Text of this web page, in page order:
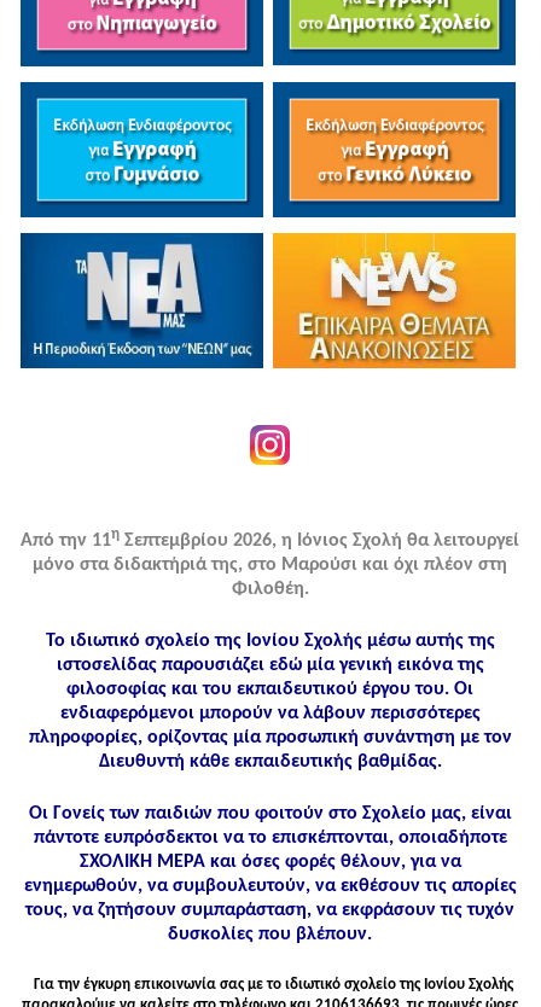
Από την 11η Σεπτεμβρίου 2026, η Ιόνιος Σχολή θα λειτουργεί
μόνο στα διδακτήριά της, στο Μαρούσι και όχι πλέον στη
Φιλοθέη.
Το ιδιωτικό σχολείο της Ιονίου Σχολής μέσω αυτής της
ιστοσελίδας παρουσιάζει εδώ μία γενική εικόνα της
φιλοσοφίας και του εκπαιδευτικού έργου του. Οι
ενδιαφερόμενοι μπορούν να λάβουν περισσότερες
πληροφορίες, ορίζοντας μία προσωπική συνάντηση με τον
Διευθυντή κάθε εκπαιδευτικής βαθμίδας.
Οι Γονείς των παιδιών που φοιτούν στο Σχολείο μας, είναι
πάντοτε ευπρόσδεκτοι να το επισκέπτονται, οποιαδήποτε
ΣΧΟΛΙΚΗ ΜΕΡΑ και όσες φορές θέλουν, για να
ενημερωθούν, να συμβουλευτούν, να εκθέσουν τις απορίες
τους, να ζητήσουν συμπαράσταση, να εκφράσουν τις τυχόν
δυσκολίες που βλέπουν.
Για την έγκυρη επικοινωνία σας με το ιδιωτικό σχολείο της Ιονίου Σχολής